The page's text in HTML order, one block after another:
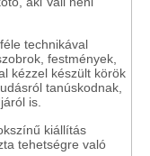
technikával
festmények,
kézzel készült körök
tanúskodnak,
is.
kiállítás
tehetségre való